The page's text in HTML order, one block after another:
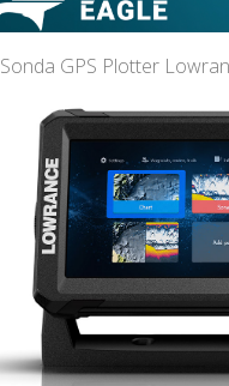
Sonda GPS Plotter